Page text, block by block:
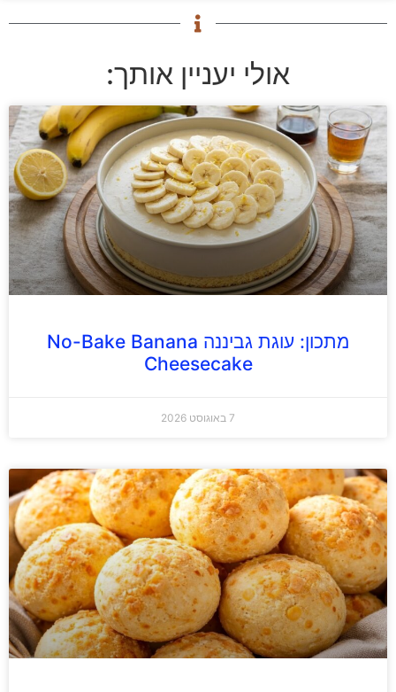
אולי יעניין אותך:
מתכון: עוגת גביננה No-Bake Banana
Cheesecake
7 באוגוסט 2026